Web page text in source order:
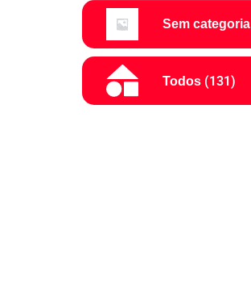
Sem categoria
Todos (131)